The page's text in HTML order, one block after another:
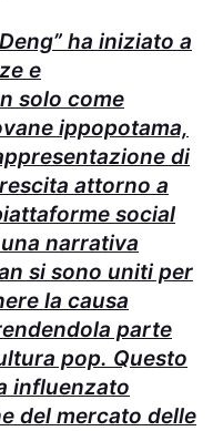
ha iniziato a
e
solo come
ippopotama,
di
attorno a
social
narrativa
si sono uniti per
la causa
parte
pop. Questo
influenzato
del mercato delle